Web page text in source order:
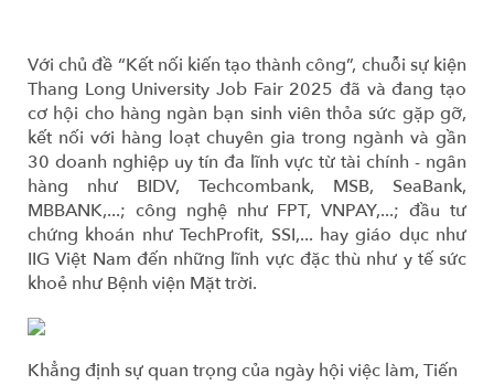
Với chủ đề “Kết nối kiến tạo thành công”, chuỗi sự kiện
Thang Long University Job Fair 2025 đã và đang tạo
cơ hội cho hàng ngàn bạn sinh viên thỏa sức gặp gỡ,
kết nối với hàng loạt chuyên gia trong ngành và gần
30 doanh nghiệp uy tín đa lĩnh vực từ tài chính - ngân
hàng như BIDV, Techcombank, MSB, SeaBank,
MBBANK,...; công nghệ như FPT, VNPAY,...; đầu tư
chứng khoán như TechProfit, SSI,... hay giáo dục như
IIG Việt Nam đến những lĩnh vực đặc thù như y tế sức
khoẻ như Bệnh viện Mặt trời.
Khẳng định sự quan trọng của ngày hội việc làm, Tiến